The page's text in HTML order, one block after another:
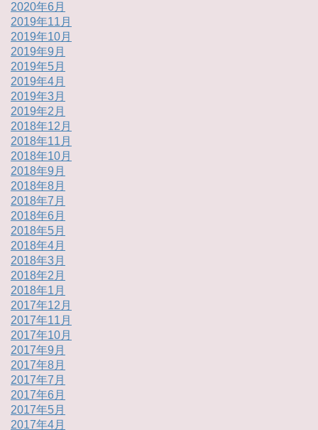
2020年6月
2019年11月
2019年10月
2019年9月
2019年5月
2019年4月
2019年3月
2019年2月
2018年12月
2018年11月
2018年10月
2018年9月
2018年8月
2018年7月
2018年6月
2018年5月
2018年4月
2018年3月
2018年2月
2018年1月
2017年12月
2017年11月
2017年10月
2017年9月
2017年8月
2017年7月
2017年6月
2017年5月
2017年4月